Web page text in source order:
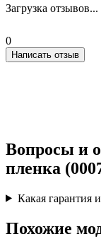
Загрузка отзывов...
0
Написать отзыв
Вопросы и
пленка
Какая гарантия
Похожие